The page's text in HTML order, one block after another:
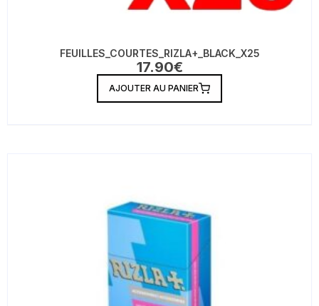
FEUILLES_COURTES_RIZLA+_BLACK_X25
17.90€
AJOUTER AU PANIER